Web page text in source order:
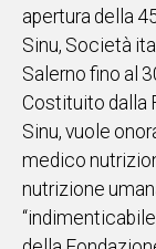
ALTRE
NOTIZIE
POLITICA
IN
ITALIA
NEL
MONDO
SPORT
apertura della
Sinu, Società
Salerno fino al
Costituito dalla
Sinu, vuole
medico
nutrizione